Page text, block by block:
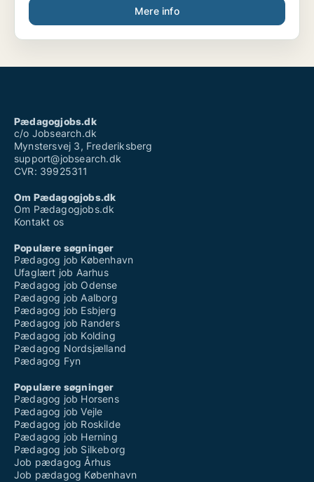
Mere info
Pædagogjobs.dk
c/o Jobsearch.dk
Mynstersvej 3, Frederiksberg
support@jobsearch.dk
CVR: 39925311
Om Pædagogjobs.dk
Om Pædagogjobs.dk
Kontakt os
Populære søgninger
Pædagog job København
Ufaglært job Aarhus
Pædagog job Odense
Pædagog job Aalborg
Pædagog job Esbjerg
Pædagog job Randers
Pædagog job Kolding
Pædagog Nordsjælland
Pædagog Fyn
Populære søgninger
Pædagog job Horsens
Pædagog job Vejle
Pædagog job Roskilde
Pædagog job Herning
Pædagog job Silkeborg
Job pædagog Århus
Job pædagog København